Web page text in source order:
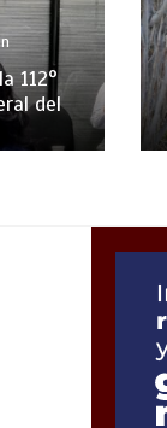
112°
del